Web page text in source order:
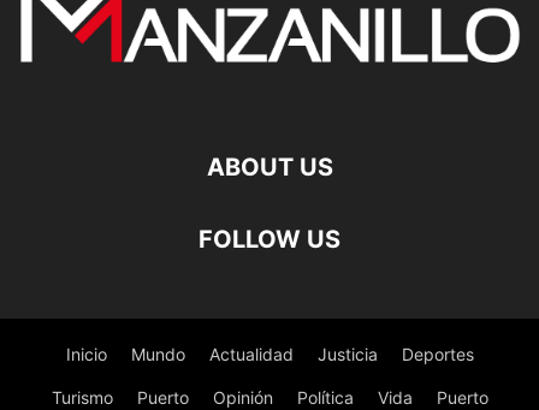
ABOUT US
FOLLOW US
Inicio Mundo Actualidad Justicia Deportes
Turismo Puerto Opinión Política Vida Puerto